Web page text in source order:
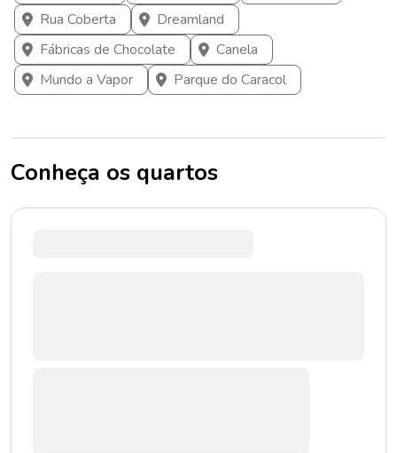
Rua Coberta
Dreamland
Fábricas de Chocolate
Canela
Mundo a Vapor
Parque do Caracol
Conheça os quartos